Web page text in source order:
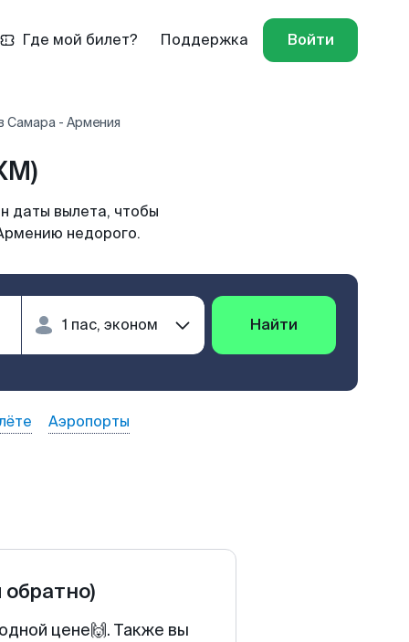
Где мой билет? Поддержка Войти
Самара - Армения
даты вылета, чтобы
недорого.
Найти
Аэропорты
обратно)
цене🙌. Также вы